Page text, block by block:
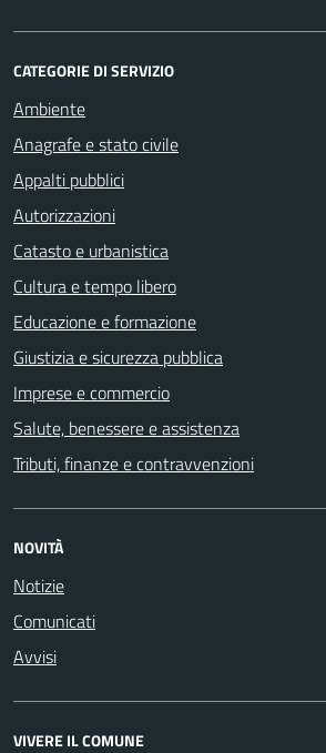
CATEGORIE DI SERVIZIO
Ambiente
Anagrafe e stato civile
Appalti pubblici
Autorizzazioni
Catasto e urbanistica
Cultura e tempo libero
Educazione e formazione
Giustizia e sicurezza pubblica
Imprese e commercio
Salute, benessere e assistenza
Tributi, finanze e contravvenzioni
NOVITÀ
Notizie
Comunicati
Avvisi
VIVERE IL COMUNE